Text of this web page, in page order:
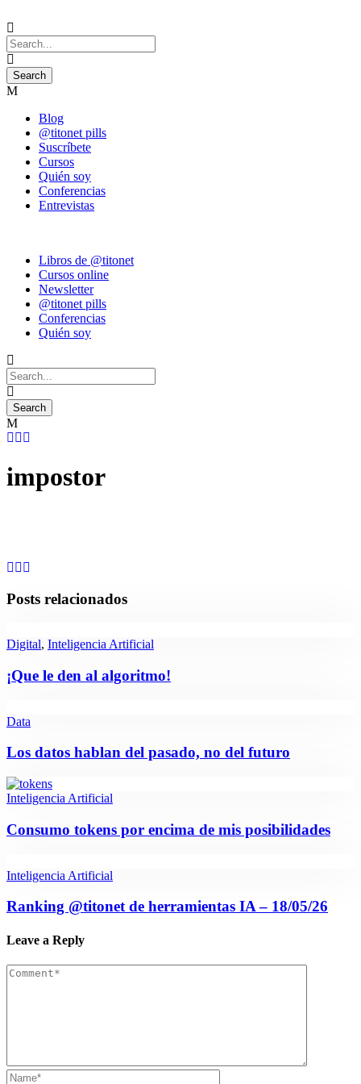
Blog
@titonet pills
Suscríbete
Cursos
Quién soy
Conferencias
Entrevistas
Libros de @titonet
Cursos online
Newsletter
@titonet pills
Conferencias
Quién soy
impostor
Posts relacionados
Digital, Inteligencia Artificial
¡Que le den al algoritmo!
Data
Los datos hablan del pasado, no del futuro
Inteligencia Artificial
Consumo tokens por encima de mis posibilidades
Inteligencia Artificial
Ranking @titonet de herramientas IA – 18/05/26
Leave a Reply